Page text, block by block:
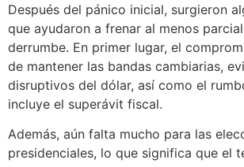
Después del pánico inicial, surgieron
que ayudaron a frenar al menos
derrumbe. En primer lugar, el
de mantener las bandas cambiarias,
disruptivos del dólar, así como el
incluye el superávit fiscal.
Además, aún falta mucho para las
presidenciales, lo que significa que el